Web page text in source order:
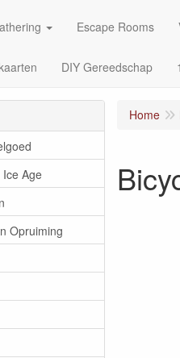
Escape Rooms
DIY Gereedschap
Age
Opruiming
Home